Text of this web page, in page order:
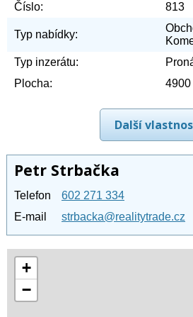
Číslo:
813
Typ nabídky:
Typ inzerátu:
Plocha:
4900
Další
Petr Strbačka
Telefon
602 271 334
E-mail
strbacka@realitytrade.cz
+
−